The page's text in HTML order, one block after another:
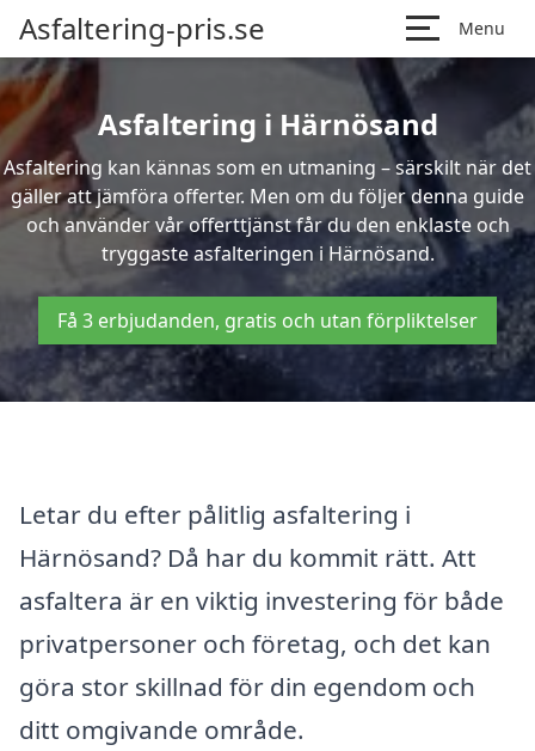
Asfaltering-pris.se Menu
Asfaltering i Härnösand
Asfaltering kan kännas som en utmaning – särskilt när det
gäller att jämföra offerter. Men om du följer denna guide
och använder vår offerttjänst får du den enklaste och
tryggaste asfalteringen i Härnösand.
Få 3 erbjudanden, gratis och utan förpliktelser
Letar du efter pålitlig asfaltering i
Härnösand? Då har du kommit rätt. Att
asfaltera är en viktig investering för både
privatpersoner och företag, och det kan
göra stor skillnad för din egendom och
ditt omgivande område.